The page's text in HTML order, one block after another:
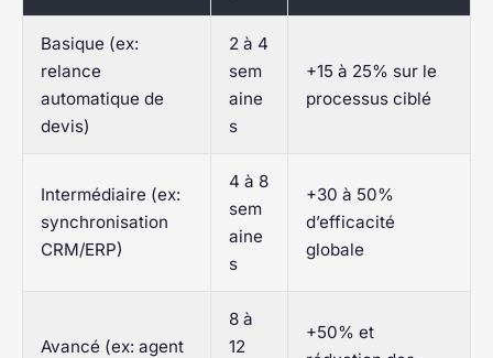
Basique (ex:
relance
automatique de
devis)
2 à 4
sem
aine
s
+15 à 25% sur le
processus ciblé
Intermédiaire (ex:
synchronisation
CRM/ERP)
4 à 8
sem
aine
s
+30 à 50%
d’efficacité
globale
Avancé (ex: agent
8 à
12
+50% et